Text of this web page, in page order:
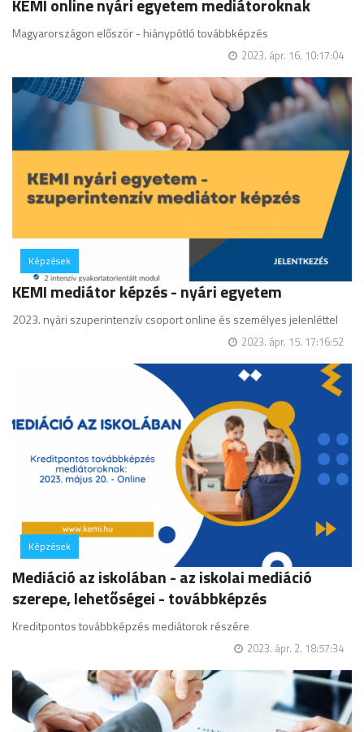
KEMI online nyári egyetem mediátoroknak
Magyarországon először - hiánypótló továbbképzés
2023. ápr. 16. 10:17:04
Képzések
hozzászólás
KEMI mediátor képzés - nyári egyetem
2023. nyári szuperintenzív csoport online és személyes jelenléttel
2023. ápr. 15. 17:16:52
Képzések
hozzászólás
Mediáció az iskolában - az iskolai mediáció
szerepe, lehetőségei - továbbképzés
Kreditpontos továbbképzés mediátorok részére
2023. ápr. 2. 18:57:34